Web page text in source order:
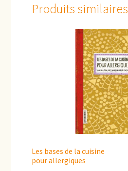
Produits similaires
Les bases de la cuisine
pour allergiques